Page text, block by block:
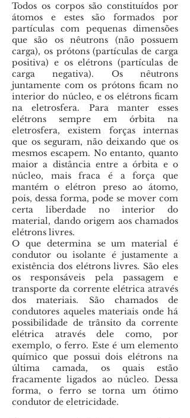
Todos os corpos são constituídos por
átomos e estes são formados por
partículas com pequenas dimensões
que são os nêutrons (não possuem
carga), os prótons (partículas de carga
positiva) e os elétrons (partículas de
carga negativa). Os nêutrons
juntamente com os prótons ficam no
interior do núcleo, e os elétrons ficam
na eletrosfera. Para manter esses
elétrons sempre em órbita na
eletrosfera, existem forças internas
que os seguram, não deixando que os
mesmos escapem. No entanto, quanto
maior a distância entre a órbita e o
núcleo, mais fraca é a força que
mantém o elétron preso ao átomo,
pois, dessa forma, pode se mover com
certa liberdade no interior do
material, dando origem aos chamados
elétrons livres.
O que determina se um material é
condutor ou isolante é justamente a
existência dos elétrons livres. São eles
os responsáveis pela passagem e
transporte da corrente elétrica através
dos materiais. São chamados de
condutores aqueles materiais onde há
possibilidade de trânsito da corrente
elétrica através dele como, por
exemplo, o ferro. Este é um elemento
químico que possui dois elétrons na
última camada, os quais estão
fracamente ligados ao núcleo. Dessa
forma, o ferro se torna um ótimo
condutor de eletricidade.